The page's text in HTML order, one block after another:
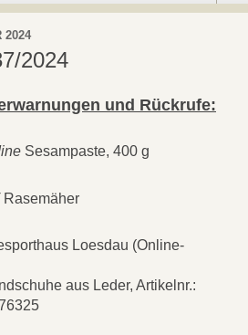
2024
2024
und Rückrufe:
Sesampaste, 400 g
Rasemäher
Loesdau (Online-
aus Leder, Artikelnr.: